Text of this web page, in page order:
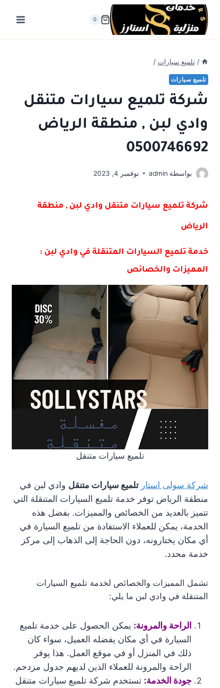
التجاوز
المحتوى
0
/ تلميع سيارات /
تلميع سيارات
شركة تلميع سيارات متنقل
وادي لبن , منطقة الرياض
0500746692
بواسطة admin نوفمبر 4, 2023
شركة تلميع سيارات متنقل وادي لبن , منطقة
الرياض
خدمة تلميع السيارات المتنقلة في وادي لبن :
المميزات والخصائص
تلميع سيارات متنقل
شركة سولى استار تلميع سيارات متنقل وادي لبن في
منطقة الرياض توفر خدمة تلميع السيارات المتنقلة التي
تتميز بالعديد من الخصائص والمميزات. بفضل هذه
الخدمة، يمكن للعملاء الاستفادة من تلميع السيارة في
أي مكان يختارونه، دون الحاجة إلى الذهاب إلى مركز
خدمة محدد.
تشمل المميزات والخصائص لخدمة تلميع السيارات
المتنقلة في وادي لبن ما يلي:
الراحة والمرونة: يمكن الحصول على خدمة تلميع
السيارة في أي مكان يفضله العميل، سواء كان
ذلك في المنزل أو في موقع العمل. هذا يوفر
الراحة والمرونة للعملاء الذين لديهم جدول مزدحم.
جودة الخدمة: تستخدم شركة تلميع سيارات متنقل